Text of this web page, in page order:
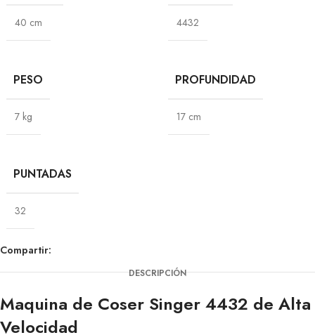
40 cm 4432
PESO
7 kg
PROFUNDIDAD
17 cm
PUNTADAS
32
Compartir:
DESCRIPCIÓN
Maquina de Coser Singer 4432 de Alta
Velocidad